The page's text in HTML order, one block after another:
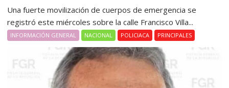
Una fuerte movilización de cuerpos de emergencia se
registró este miércoles sobre la calle Francisco Villa...
INFORMACIÓN GENERAL NACIONAL POLICIACA PRINCIPALES